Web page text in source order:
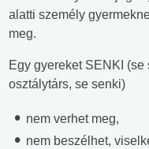
alatti személy
meg.
Egy gyereket SENKI
osztálytárs, se senki)
nem verhet meg,
nem beszélhet,